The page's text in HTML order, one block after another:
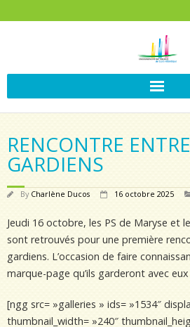
RENCONTRE
GARDIENS
By Charlène Ducos 16 octobre 2025
Jeudi 16 octobre, les PS de Maryse et
sont retrouvés pour une première
gardiens. L’occasion de faire
marque-page qu’ils garderont avec eux
[ngg src= »galleries » ids= »1534″
thumbnail_width= »240″